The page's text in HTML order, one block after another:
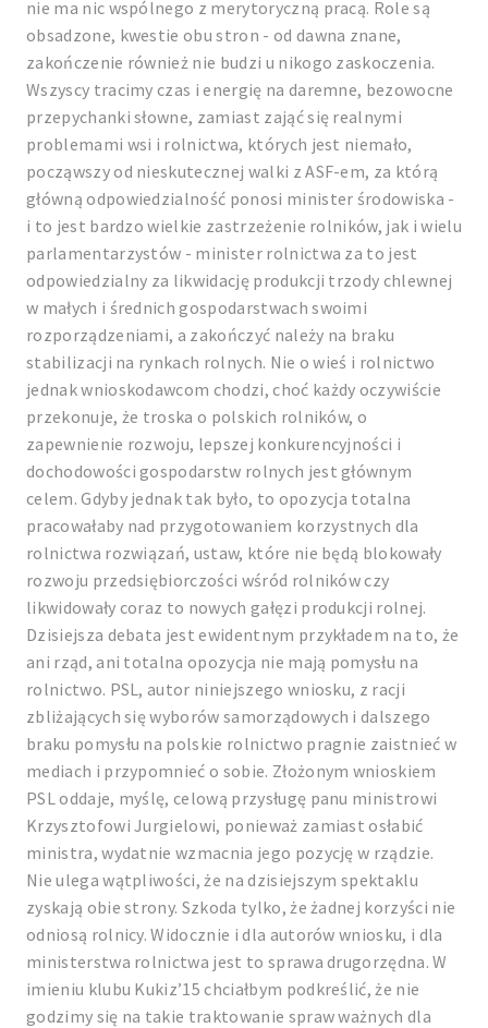
nie ma nic wspólnego z merytoryczną pracą. Role są
obsadzone, kwestie obu stron - od dawna znane,
zakończenie również nie budzi u nikogo zaskoczenia.
Wszyscy tracimy czas i energię na daremne, bezowocne
przepychanki słowne, zamiast zająć się realnymi
problemami wsi i rolnictwa, których jest niemało,
począwszy od nieskutecznej walki z ASF-em, za którą
główną odpowiedzialność ponosi minister środowiska -
i to jest bardzo wielkie zastrzeżenie rolników, jak i wielu
parlamentarzystów - minister rolnictwa za to jest
odpowiedzialny za likwidację produkcji trzody chlewnej
w małych i średnich gospodarstwach swoimi
rozporządzeniami, a zakończyć należy na braku
stabilizacji na rynkach rolnych. Nie o wieś i rolnictwo
jednak wnioskodawcom chodzi, choć każdy oczywiście
przekonuje, że troska o polskich rolników, o
zapewnienie rozwoju, lepszej konkurencyjności i
dochodowości gospodarstw rolnych jest głównym
celem. Gdyby jednak tak było, to opozycja totalna
pracowałaby nad przygotowaniem korzystnych dla
rolnictwa rozwiązań, ustaw, które nie będą blokowały
rozwoju przedsiębiorczości wśród rolników czy
likwidowały coraz to nowych gałęzi produkcji rolnej.
Dzisiejsza debata jest ewidentnym przykładem na to, że
ani rząd, ani totalna opozycja nie mają pomysłu na
rolnictwo. PSL, autor niniejszego wniosku, z racji
zbliżających się wyborów samorządowych i dalszego
braku pomysłu na polskie rolnictwo pragnie zaistnieć w
mediach i przypomnieć o sobie. Złożonym wnioskiem
PSL oddaje, myślę, celową przysługę panu ministrowi
Krzysztofowi Jurgielowi, ponieważ zamiast osłabić
ministra, wydatnie wzmacnia jego pozycję w rządzie.
Nie ulega wątpliwości, że na dzisiejszym spektaklu
zyskają obie strony. Szkoda tylko, że żadnej korzyści nie
odniosą rolnicy. Widocznie i dla autorów wniosku, i dla
ministerstwa rolnictwa jest to sprawa drugorzędna. W
imieniu klubu Kukiz’15 chciałbym podkreślić, że nie
godzimy się na takie traktowanie spraw ważnych dla